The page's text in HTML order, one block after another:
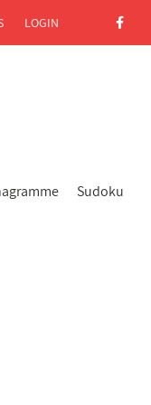
Sudoku
LOGIN